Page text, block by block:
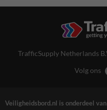
TrafficSupply Netherlands
Volg ons
Veiligheidsbord.nl is onderdeel